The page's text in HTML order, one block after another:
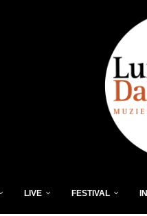
LIVE FESTIVAL